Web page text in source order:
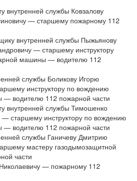
внутренней службы Ковзалову
— старшему пожарному 112
внутренней службы Пыжьянову
— старшему инструктору
машины — водителю 112
службы Боликову Игорю
инструктору по вождению
водителю 112 пожарной части
внутренней службы Тимошенко
старшему инструктору по вождению
водителю 112 пожарной части
службы Ганичеву Дмитрию
мастеру газодымозащитной
части
— пожарному 112